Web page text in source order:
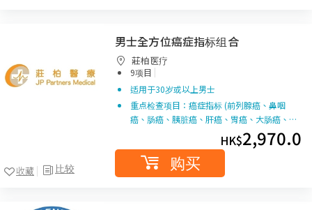
比较
收藏
男士全方位癌症指标组合
莊柏医疗
9项目 |
适用于30岁或以上男士
重点检查项目：癌症指标 (前列腺癌、鼻咽
癌、肠癌、胰脏癌、肝癌、胃癌、大肠癌、…
HK$2,970.0
购买